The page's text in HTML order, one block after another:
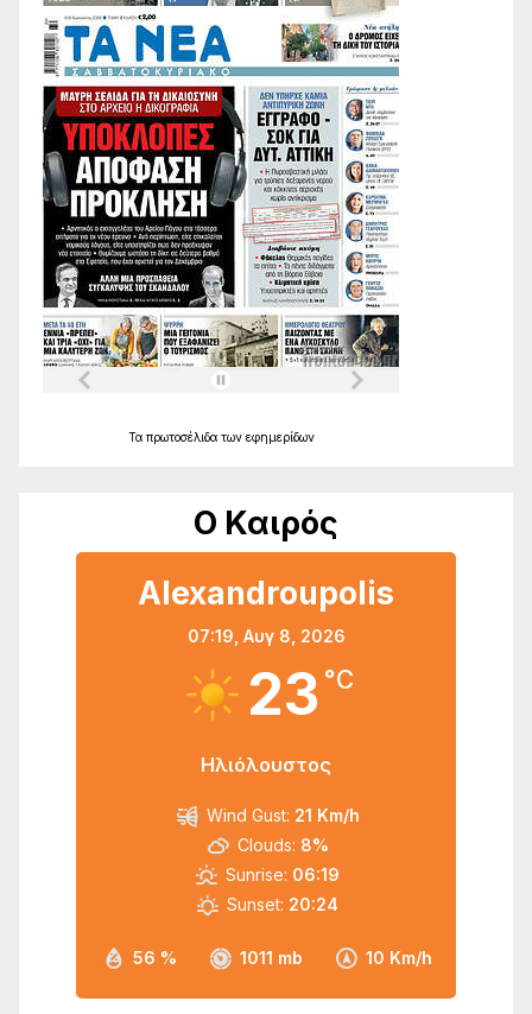
Τα πρωτοσέλιδα των εφημερίδων
Ο Καιρός
Alexandroupolis
07:19, Αυγ 8, 2026
23 °C
Ηλιόλουστος
56 % 1011 mb 10 Km/h
Wind Gust: 21 Km/h
Clouds: 8%
Sunrise: 06:19
Sunset: 20:24